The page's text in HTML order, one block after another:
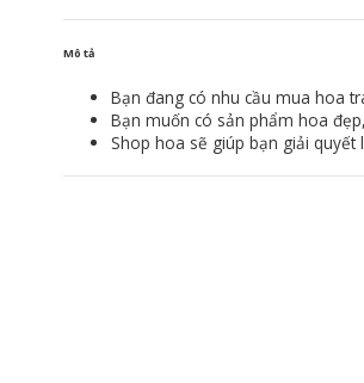
Mô tả
Bạn đang có nhu cầu mua hoa
Bạn muốn có sản phẩm hoa
Shop hoa sẽ giúp bạn giải